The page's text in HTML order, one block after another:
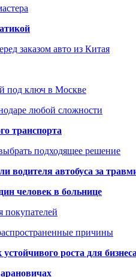
заказом авто из Китая
под ключ в Москве
любой сложности
транспорта
подходящее решение
водителя автобуса за
человек в больнице
покупателей
причины
роста для бизнеса